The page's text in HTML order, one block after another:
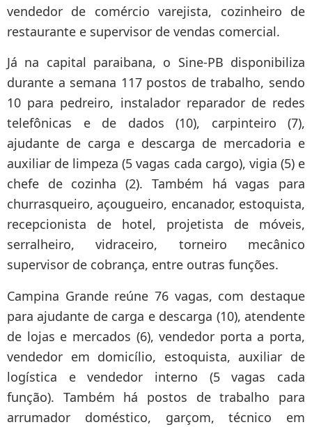
vendedor de comércio varejista, cozinheiro de
restaurante e supervisor de vendas comercial.
Já na capital paraibana, o Sine-PB disponibiliza
durante a semana 117 postos de trabalho, sendo
10 para pedreiro, instalador reparador de redes
telefônicas e de dados (10), carpinteiro (7),
ajudante de carga e descarga de mercadoria e
auxiliar de limpeza (5 vagas cada cargo), vigia (5) e
chefe de cozinha (2). Também há vagas para
churrasqueiro, açougueiro, encanador, estoquista,
recepcionista de hotel, projetista de móveis,
serralheiro, vidraceiro, torneiro mecânico
supervisor de cobrança, entre outras funções.
Campina Grande reúne 76 vagas, com destaque
para ajudante de carga e descarga (10), atendente
de lojas e mercados (6), vendedor porta a porta,
vendedor em domicílio, estoquista, auxiliar de
logística e vendedor interno (5 vagas cada
função). Também há postos de trabalho para
arrumador doméstico, garçom, técnico em